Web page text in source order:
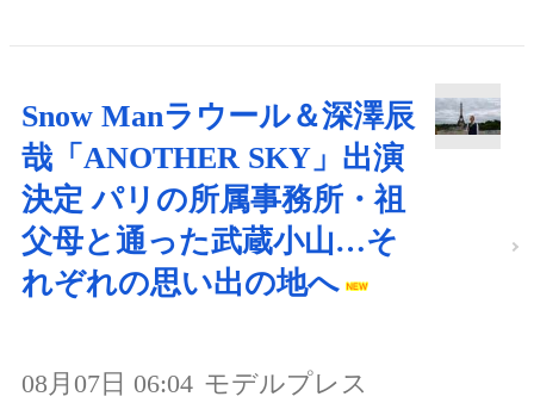
Snow Manラウール＆深澤辰
哉「ANOTHER SKY」出演
決定 パリの所属事務所・祖
父母と通った武蔵小山…そ
れぞれの思い出の地へ
08月07日 06:04 モデルプレス